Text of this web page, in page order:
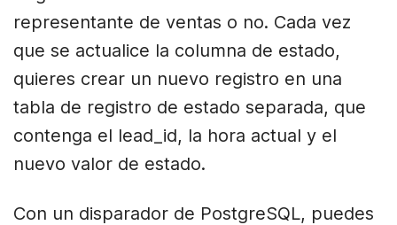
representante de ventas o no. Cada vez
que se actualice la columna de estado,
quieres crear un nuevo registro en una
tabla de registro de estado separada, que
contenga el lead_id, la hora actual y el
nuevo valor de estado.
Con un disparador de PostgreSQL, puedes